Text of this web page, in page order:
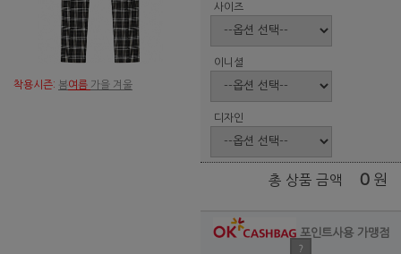
착용시즌: 봄 여름 가을 겨울
사이즈
이니셜
디자인
총 상품 금액 0 원
포인트사용 가맹점
?